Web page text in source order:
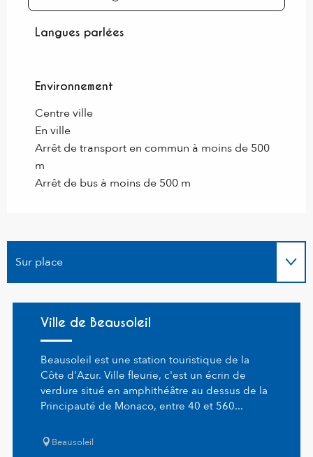
Langues parlées
Langues parlées
Environnement
Environnement
Centre ville
En ville
Arrêt de transport en commun à moins de 500
m
Arrêt de bus à moins de 500 m
Sur place
Ville de Beausoleil
Beausoleil est une station touristique de la
Côte d'Azur. Ville fleurie, c'est un écrin de
verdure situé en amphithéâtre au dessus de la
Principauté de Monaco, entre 40 et 560...
Beausoleil